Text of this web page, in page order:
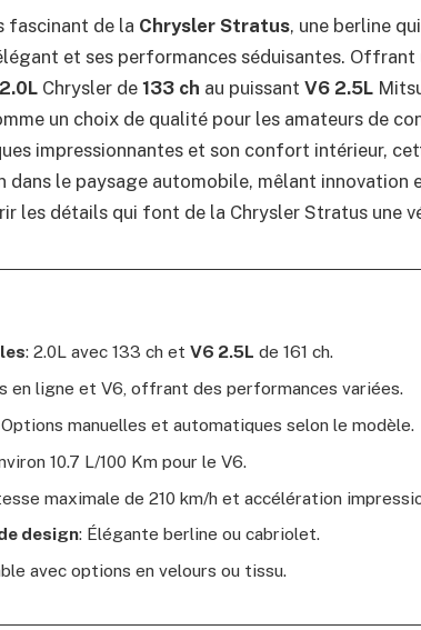
fascinant de la Chrysler Stratus, une berline
et ses performances séduisantes.
2.0L Chrysler de 133 ch au puissant V6 2.5L
un choix de qualité pour les amateurs de
impressionnantes et son confort intérieur,
dans le paysage automobile, mêlant innovation
les détails qui font de la Chrysler Stratus une
: 2.0L avec 133 ch et V6 2.5L de 161 ch.
en ligne et V6, offrant des performances variées.
Options manuelles et automatiques selon le modèle.
10.7 L/100 Km pour le V6.
maximale de 210 km/h et accélération
design: Élégante berline ou cabriolet.
avec options en velours ou tissu.